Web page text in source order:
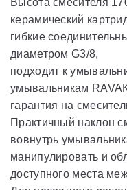
Высота смесителя
керамический
гибкие
диаметром G3/8,
подходит к
умывальникам
гарантия на
Практичный наклон
вовнутрь
манипулировать и
доступного места